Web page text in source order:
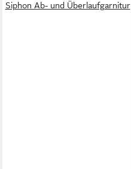
Siphon Ab- und Überlaufgarnitur